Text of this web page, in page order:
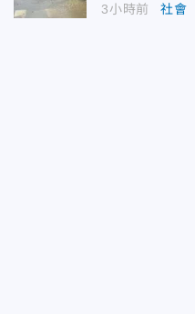
3小時前 社會